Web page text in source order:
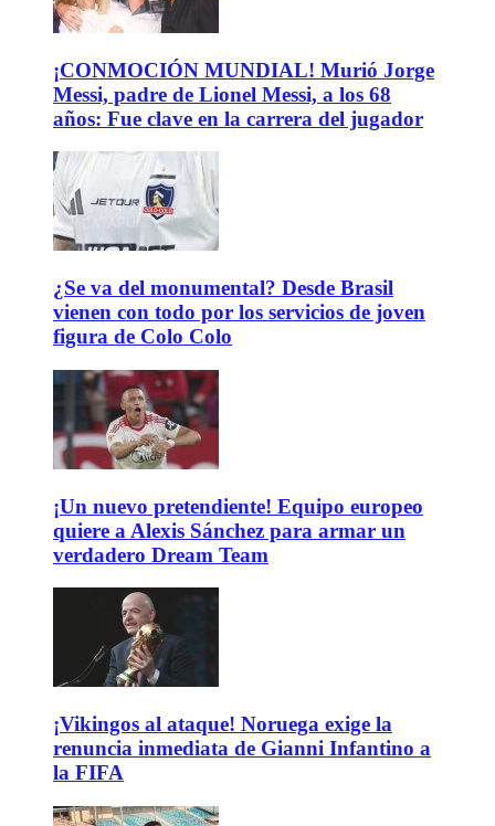
¡CONMOCIÓN MUNDIAL! Murió Jorge
Messi, padre de Lionel Messi, a los 68
años: Fue clave en la carrera del jugador
¿Se va del monumental? Desde Brasil
vienen con todo por los servicios de joven
figura de Colo Colo
¡Un nuevo pretendiente! Equipo europeo
quiere a Alexis Sánchez para armar un
verdadero Dream Team
¡Vikingos al ataque! Noruega exige la
renuncia inmediata de Gianni Infantino a
la FIFA